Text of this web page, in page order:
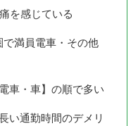
を感じている
満員電車・その他
車・車】の順で多い
い通勤時間のデメリ